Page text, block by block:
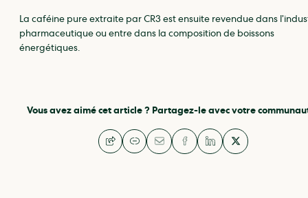
La caféine pure extraite par CR3 est ensuite revendue dans
pharmaceutique ou entre dans la composition de boissons
énergétiques.
Vous avez aimé cet article ? Partagez-le avec votre